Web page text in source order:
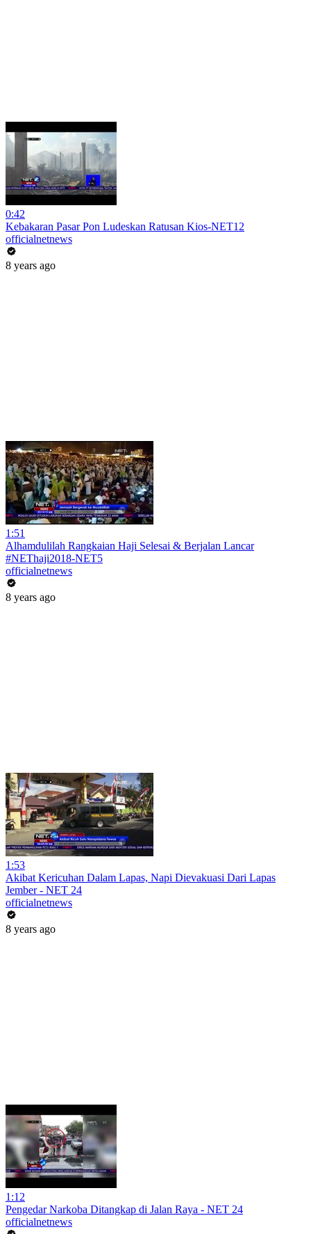
0:42
Kebakaran Pasar Pon Ludeskan Ratusan Kios-NET12
officialnetnews
8 years ago
1:51
Alhamdulilah Rangkaian Haji Selesai & Berjalan Lancar
#NEThaji2018-NET5
officialnetnews
8 years ago
1:53
Akibat Kericuhan Dalam Lapas, Napi Dievakuasi Dari Lapas
Jember - NET 24
officialnetnews
8 years ago
1:12
Pengedar Narkoba Ditangkap di Jalan Raya - NET 24
officialnetnews